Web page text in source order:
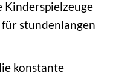
Kinderspielzeuge
für stundenlangen
konstante